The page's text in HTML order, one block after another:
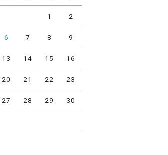
1 2
6 7 8 9
13 14 15 16
20 21 22 23
27 28 29 30